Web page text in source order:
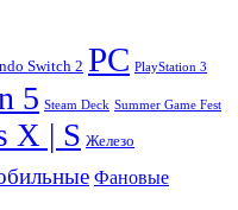
Switch 2 PC PlayStation 3
5 Steam Deck Summer Game Fest
X | S Железо
Фановые